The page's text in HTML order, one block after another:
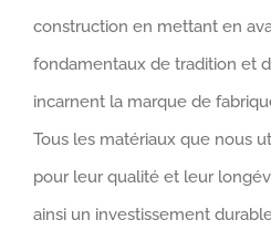
construction en mettant en
fondamentaux de tradition et
incarnent la marque de
Tous les matériaux que nous
pour leur qualité et leur
ainsi un investissement